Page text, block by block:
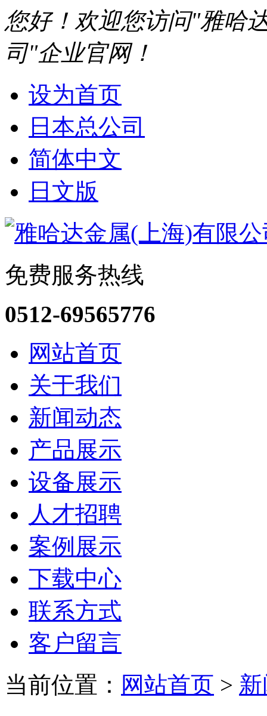
您好！欢迎您访问"雅哈
司"企业官网！
设为首页
日本总公司
简体中文
日文版
免费服务热线
0512-69565776
网站首页
关于我们
新闻动态
产品展示
设备展示
人才招聘
案例展示
下载中心
联系方式
客户留言
当前位置： 网站首页 >